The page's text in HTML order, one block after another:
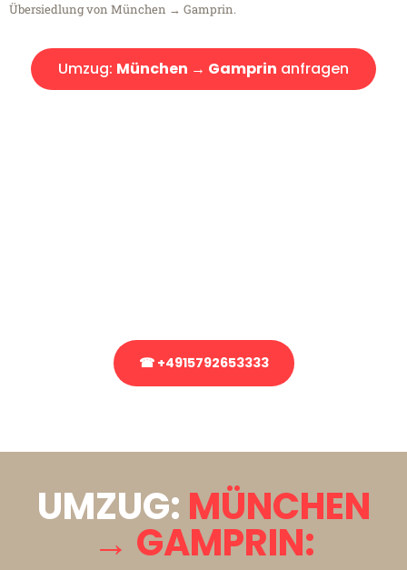
Übersiedlung von München → Gamprin.
Umzug: München → Gamprin anfragen
☎ +4915792653333
UMZUG: MÜNCHEN
→ GAMPRIN: